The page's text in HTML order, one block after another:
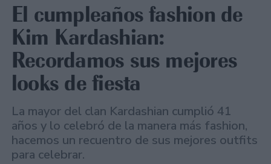
El cumpleaños fashion de
Kim Kardashian:
Recordamos sus mejores
looks de fiesta
La mayor del clan Kardashian cumplió 41
años y lo celebró de la manera más fashion,
hacemos un recuentro de sus mejores outfits
para celebrar.